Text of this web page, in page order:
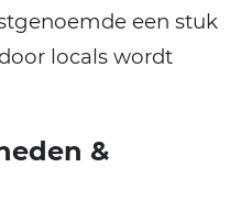
een stuk
locals wordt
&